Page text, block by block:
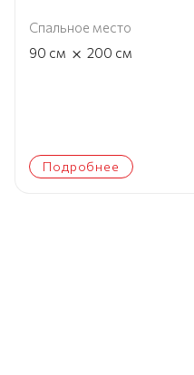
Спальное место
90 см × 200 см
Подробнее